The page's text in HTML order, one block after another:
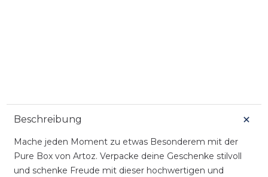
Beschreibung
Mache jeden Moment zu etwas Besonderem mit der
Pure Box von Artoz. Verpacke deine Geschenke stilvoll
und schenke Freude mit dieser hochwertigen und